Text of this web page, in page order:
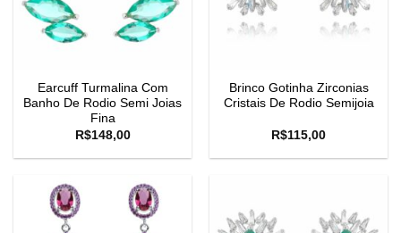
Earcuff Turmalina Com
Banho De Rodio Semi Joias
Fina
R$148,00
Brinco Gotinha Zirconias
Cristais De Rodio Semijoia
R$115,00